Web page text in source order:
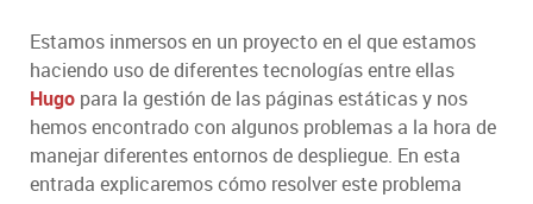
Estamos inmersos en un proyecto en el que estamos
haciendo uso de diferentes tecnologías entre ellas
Hugo para la gestión de las páginas estáticas y nos
hemos encontrado con algunos problemas a la hora de
manejar diferentes entornos de despliegue. En esta
entrada explicaremos cómo resolver este problema